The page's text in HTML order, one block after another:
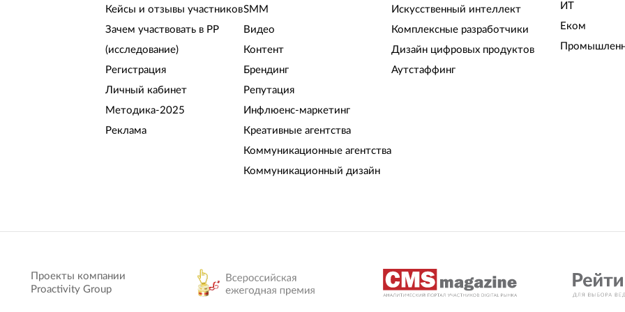
Кейсы и отзывы участников
Зачем участвовать в РР
(исследование)
Регистрация
Личный кабинет
Методика-2025
Реклама
SMM
Видео
Контент
Брендинг
Репутация
Инфлюенс-маркетинг
Креативные агентства
Коммуникационные агентства
Коммуникационный дизайн
Искусственный интеллект
Комплексные разработчики
Дизайн цифровых продуктов
Аутстаффинг
ИТ
Еком
Проекты компании
Proactivity Group